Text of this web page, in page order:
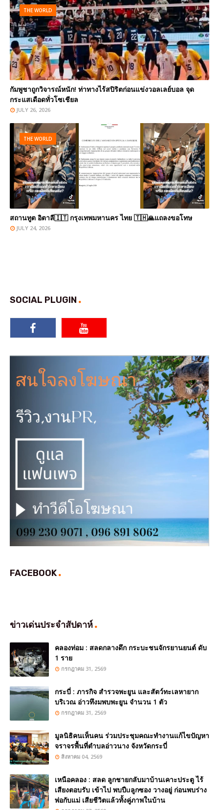
THE WORLD
กัมพูชาถูกวิจารณ์หนัก! ท่าทางไร้สปิริตก่อนแข่งวอลเลย์บอล จุด
กระแสเดือดทั่วโซเชียล
JULY 26, 2026
THE WORLD
สถานทูต อิตาลี🇮🇹 กรุงเทพมหานคร ไทย 🇹🇭🙏แถลงขอโทษ
JULY 24, 2026
SOCIAL PLUGIN
FACEBOOK
ข่าวเด่นประจำสัปดาห์
คลองท่อม : สลดกลางดึก กระบะชนจักรยานยนต์ ดับ
1 ราย
กรกฎาคม 31, 2569
กระบี่ : ภารกิจ สำรวจพะยูน และสัตว์ทะเลหายาก
บริเวณ อ่าวทึงมพบพะยูน จำนวน 1 ตัว
กรกฎาคม 31, 2569
มูลนิธิคนเห็นคน ร่วมประชุมคณะทำงานแก้ไขปัญหา
จราจรพื้นที่ตำบลอ่าวนาง จังหวัดกระบี่
สิงหาคม 04, 2569
เหนือคลอง : สลด ลูกชายกลับมาบ้านเคาะประตู ไร้
เสียงตอบรับ เข้าไป พบปืuลูกซอง วางอยู่ ก่อนพบร่าง
พ่อกับแม่ เสียชีวิตแล้วทั้งคู่ภาพในบ้าน